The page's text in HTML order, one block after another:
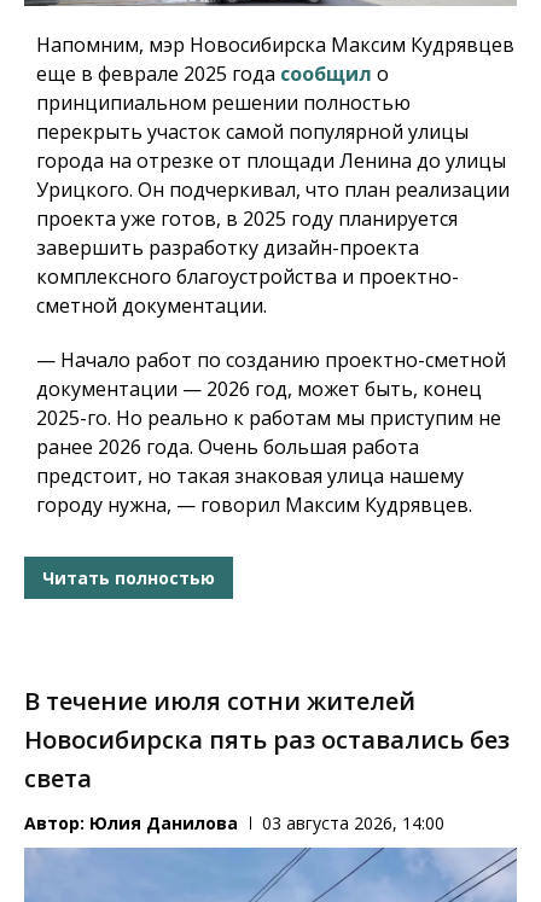
Напомним, мэр Новосибирска Максим Кудрявцев
еще в феврале 2025 года сообщил о
принципиальном решении полностью
перекрыть участок самой популярной улицы
города на отрезке от площади Ленина до улицы
Урицкого. Он подчеркивал, что план реализации
проекта уже готов, в 2025 году планируется
завершить разработку дизайн-проекта
комплексного благоустройства и проектно-
сметной документации.
— Начало работ по созданию проектно-сметной
документации — 2026 год, может быть, конец
2025-го. Но реально к работам мы приступим не
ранее 2026 года. Очень большая работа
предстоит, но такая знаковая улица нашему
городу нужна, — говорил Максим Кудрявцев.
Читать полностью
В течение июля сотни жителей
Новосибирска пять раз оставались без
света
Автор: Юлия Данилова 03 августа 2026, 14:00